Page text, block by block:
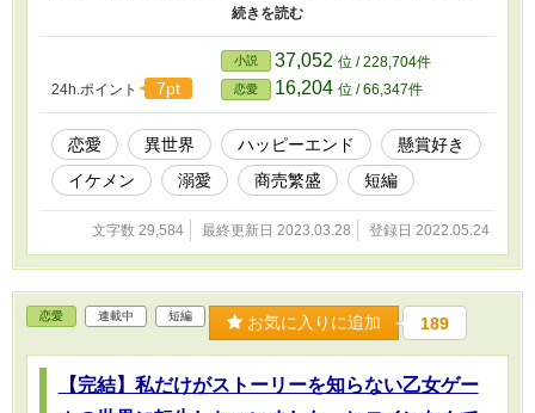
を目指し、懸賞やキャンペーンを行うことをすすめる。 新しい販
売促進は話題となり、偶然視察に来ていた伯爵の目に留まり、売り
子をしていた春菜は伯爵に見染められてしまい？ 領地の経済回復
の為に力を借りたいと理由を付けつつ、狙いは春菜自身の伯爵に溺
愛されてしまう。 無意識に今までで一番の大物を当てていた春菜
が、異世界で幸せになるお話。 ご都合主義の、気楽に読める話で
す。
24h.ポイント 7pt
小説 37,052 位 / 228,704件
恋愛 16,204 位 / 66,347件
恋愛 異世界 ハッピーエンド
懸賞好き
イケメン
溺愛 商売繁盛 短編
文字数 29,584 最終更新日 2023.03.28 登録日 2022.05.24
恋愛 連載中 短編 お気に入りに追加 189
【完結】私だけがストーリーを知らない乙女ゲー